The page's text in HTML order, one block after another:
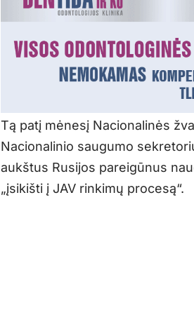
Tą patį mėnesį Nacionalinės
Nacionalinio saugumo
aukštus Rusijos pareigūnus
„įsikišti į JAV rinkimų procesą“.